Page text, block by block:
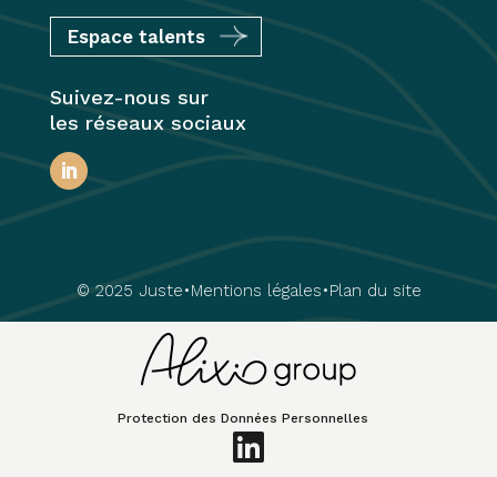
Espace talents
Suivez-nous sur
les réseaux sociaux
© 2025 Juste•Mentions légales•Plan du site
Protection des Données Personnelles
